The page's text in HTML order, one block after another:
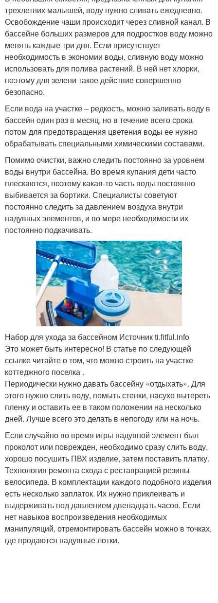
трехлетних малышей, воду нужно сливать ежедневно.
Освобождение чаши происходит через сливной канал. В
бассейне больших размеров для подростков воду можно
менять каждые три дня. Если присутствует
необходимость в экономии воды, сливную воду можно
использовать для полива растений. В ней нет хлорки,
поэтому для зелени такое действие совершенно
безопасно.
Если вода на участке – редкость, можно заливать воду в
бассейн один раз в месяц, но в течение всего срока
потом для предотвращения цветения воды ее нужно
обрабатывать специальными химическими составами.
Помимо очистки, важно следить постоянно за уровнем
воды внутри бассейна. Во время купания дети часто
плескаются, поэтому какая-то часть воды постоянно
выбивается за бортики. Специалисты советуют
постоянно следить за давлением воздуха внутри
надувных элементов, и по мере необходимости их
постоянно подкачивать.
Набор для ухода за бассейном Источник ti.fitful.info
Это может быть интересно! В статье по следующей
ссылке читайте о том, что можно строить на участке
коттеджного поселка .
Периодически нужно давать бассейну «отдыхать». Для
этого нужно слить воду, помыть стенки, насухо вытереть
пленку и оставить ее в таком положении на несколько
дней. Лучше всего это делать в непогоду или на ночь.
Если случайно во время игры надувной элемент был
проколот или поврежден, необходимо сразу слить воду,
хорошо посушить ПВХ изделие, затем поставить платку.
Технология ремонта схода с реставрацией резины
велосипеда. В комплектации каждого подобного изделия
есть несколько заплаток. Их нужно приклеивать и
выдерживать под давлением двенадцать часов. Если
нет навыков воспроизведения необходимых
манипуляций, отремонтировать бассейн можно в точках,
где продаются надувные лотки.